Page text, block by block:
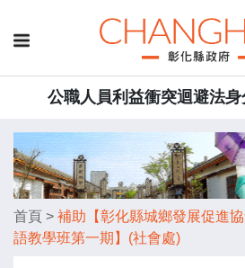
公職人員利益衝突迴避法
首頁 > 補助【彰化縣城鄉發展促進
語教學班第一期】(社會處)